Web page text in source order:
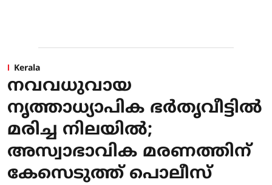
Kerala
നവവധുവായ
നൃത്താധ്യാപിക ഭർതൃവീട്ടിൽ
മരിച്ച നിലയിൽ;
അസ്വാഭാവിക മരണത്തിന്
കേസെടുത്ത് പൊലീസ്